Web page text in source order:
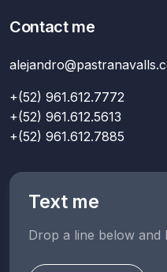
Contact me
+(52) 961.612.7772
+(52) 961.612.5613
+(52) 961.612.7885
Text me
Drop a line below and